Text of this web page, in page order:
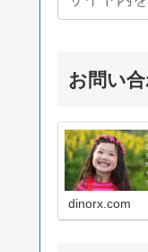
お問い
dinorx.com